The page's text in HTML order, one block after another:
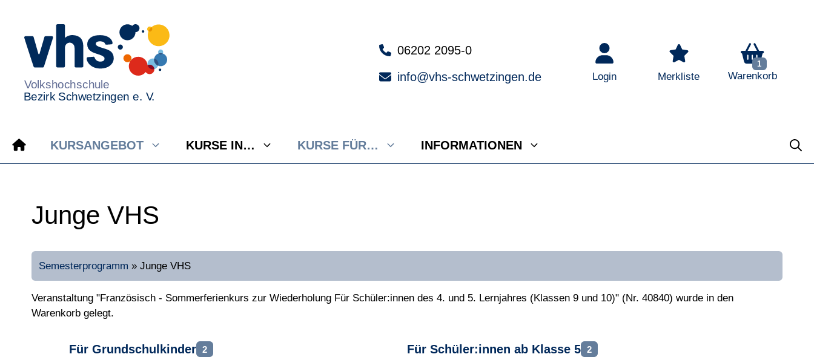
springen
06202 2095-0
info@vhs-schwetzingen.de
Login Merkliste
1
Warenkorb
In Ihrem
KURSANGEBOT KURSE IN… KURSE FÜR… INFORMATIONEN
Junge VHS
Semesterprogramm » Junge VHS
Veranstaltung "Französisch - Sommerferienkurs zur Wiederholung Für Schüler:innen des 4. und 5. Lernjahres (Klassen 9 und 10)" (Nr. 40840) wurde in den
Warenkorb gelegt.
Für Grundschulkinder 2 Für Schüler:innen ab Klasse 5 2